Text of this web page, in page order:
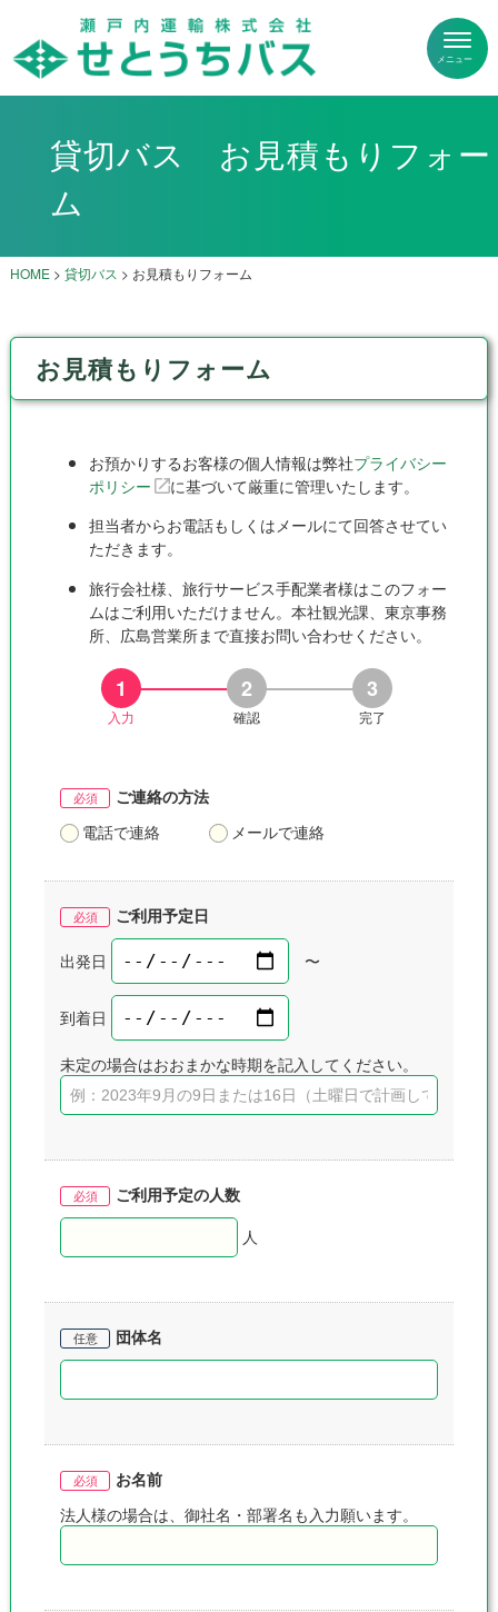
貸切バス お見積もりフォー
ム
HOME> 貸切バス > お見積もりフォーム
お見積もりフォーム
お預かりするお客様の個人情報は弊社プライバシー
ポリシー
に基づいて厳重に管理いたします。
担当者からお電話もしくはメールにて回答させてい
ただきます。
旅行会社様、旅行サービス手配業者様はこのフォー
ムはご利用いただけません。本社観光課、東京事務
所、広島営業所まで直接お問い合わせください。
入力 確認 完了
ご連絡の方法
電話で連絡 メールで連絡
ご利用予定日
出発日 〜
到着日
未定の場合はおおまかな時期を記入してください。
ご利用予定の人数
人
団体名
お名前
法人様の場合は、御社名・部署名も入力願います。